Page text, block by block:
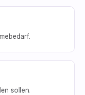
sollen.